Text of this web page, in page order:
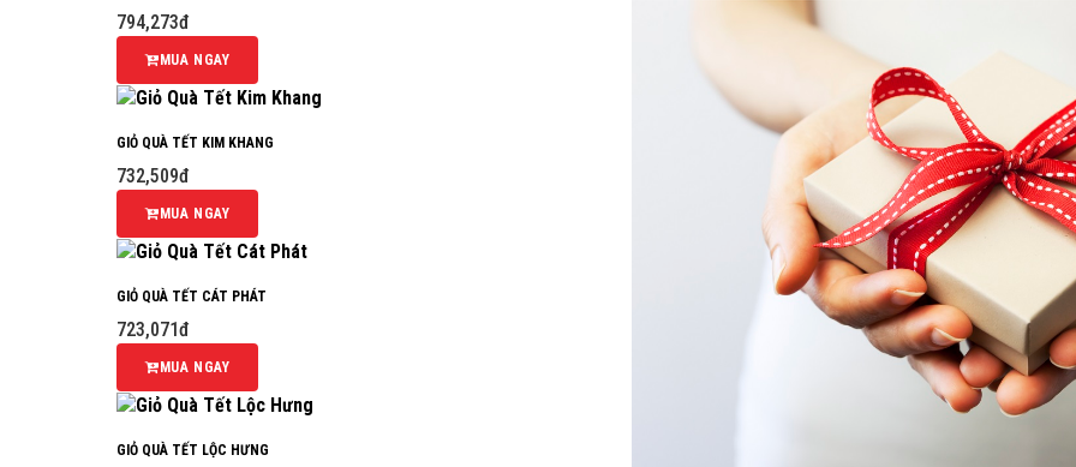
794,273đ
MUA NGAY
GIỎ QUÀ TẾT KIM KHANG
732,509đ
MUA NGAY
GIỎ QUÀ TẾT CÁT PHÁT
723,071đ
MUA NGAY
GIỎ QUÀ TẾT LỘC HƯNG